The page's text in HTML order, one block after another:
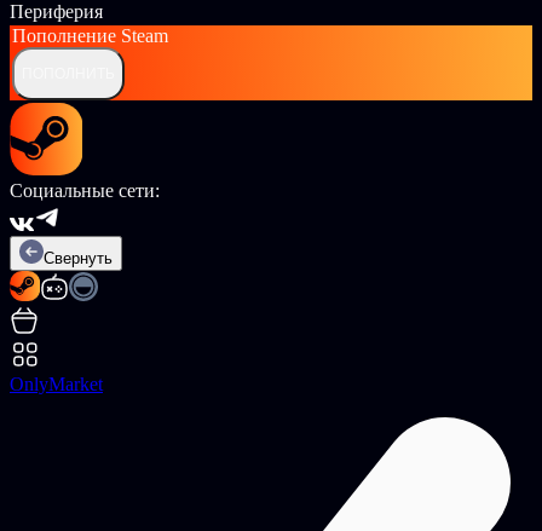
Периферия
Пополнение Steam
Социальные сети:
Свернуть
OnlyMarket